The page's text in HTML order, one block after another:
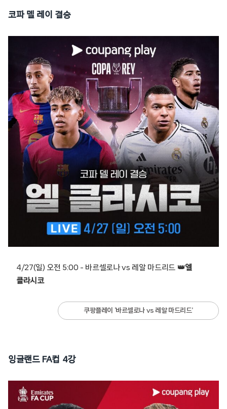
코파 델 레이 결승
4/27(일) 오전 5:00 – 바르셀로나 vs 레알 마드리드 👑엘
클라시코
쿠팡플레이 ‘바르셀로나 vs 레알 마드리드’
잉글랜드 FA컵 4강